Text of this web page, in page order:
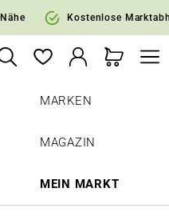
springenKostenlose
MARKEN
MAGAZIN
MEIN MARKT